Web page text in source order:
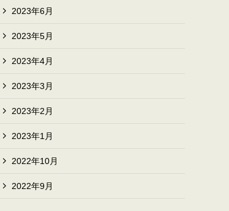
2023年6月
2023年5月
2023年4月
2023年3月
2023年2月
2023年1月
2022年10月
2022年9月